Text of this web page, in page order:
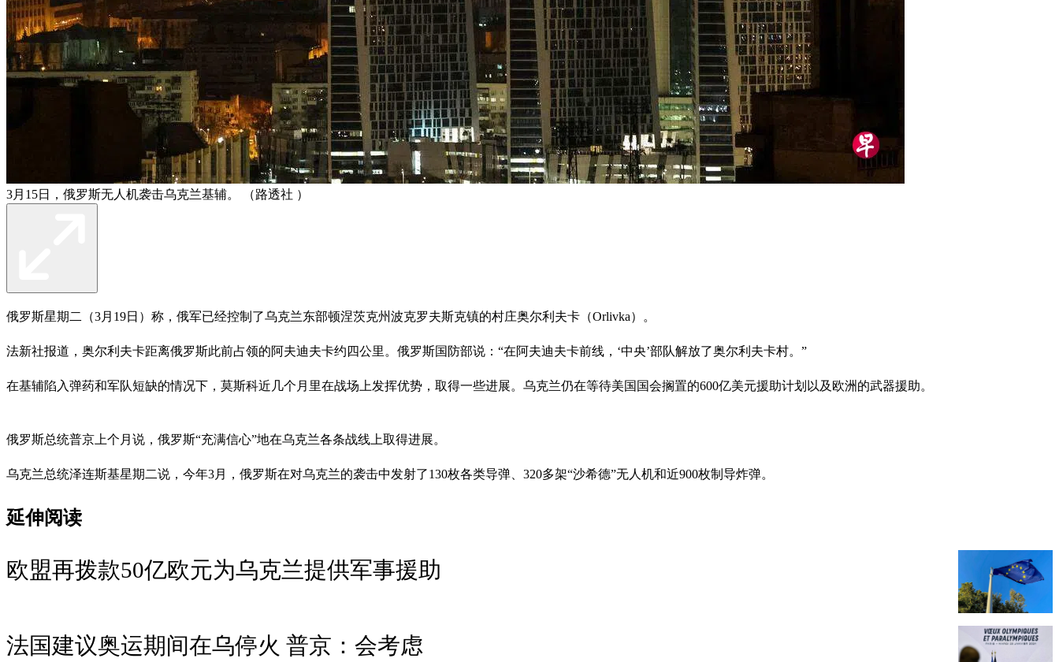
3月15日，俄罗斯无人机袭击乌克兰基辅。 （路透社 ）
俄罗斯星期二（3月19日）称，俄军已经控制了乌克兰东部顿涅茨克州波克罗夫斯克镇的村庄奥尔利夫卡（Orlivka）。
法新社报道，奥尔利夫卡距离俄罗斯此前占领的阿夫迪夫卡约四公里。俄罗斯国防部说：“在阿夫迪夫卡前线，‘中央’部队解放了奥尔利夫卡村。”
在基辅陷入弹药和军队短缺的情况下，莫斯科近几个月里在战场上发挥优势，取得一些进展。乌克兰仍在等待美国国会搁置的600亿美元援助计划以及欧洲的武器援助。
俄罗斯总统普京上个月说，俄罗斯“充满信心”地在乌克兰各条战线上取得进展。
乌克兰总统泽连斯基星期二说，今年3月，俄罗斯在对乌克兰的袭击中发射了130枚各类导弹、320多架“沙希德”无人机和近900枚制导炸弹。
延伸阅读
欧盟再拨款50亿欧元为乌克兰提供军事援助
法国建议奥运期间在乌停火 普京：会考虑